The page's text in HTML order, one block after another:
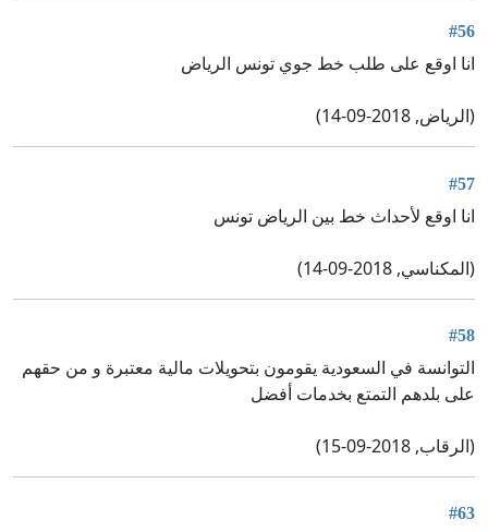
#56
انا اوقع على طلب خط جوي تونس الرياض
(الرياض, 2018-09-14)
#57
انا اوقع لأحداث خط بين الرياض تونس
(المكناسي, 2018-09-14)
#58
التوانسة في السعودية يقومون بتحويلات مالية معتبرة و من حقهم
على بلدهم التمتع بخدمات أفضل
(الرقاب, 2018-09-15)
#63